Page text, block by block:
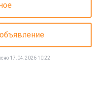
17.04.2026 10:22